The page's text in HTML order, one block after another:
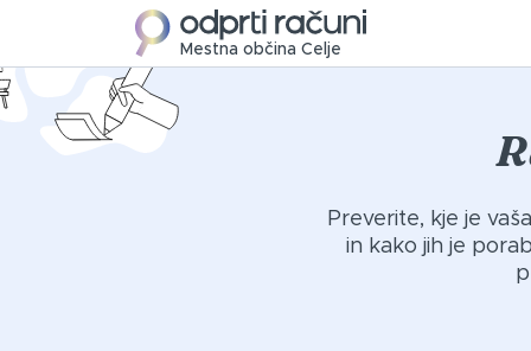
Mestna občina Celje
Preverite, kje je
in kako jih je